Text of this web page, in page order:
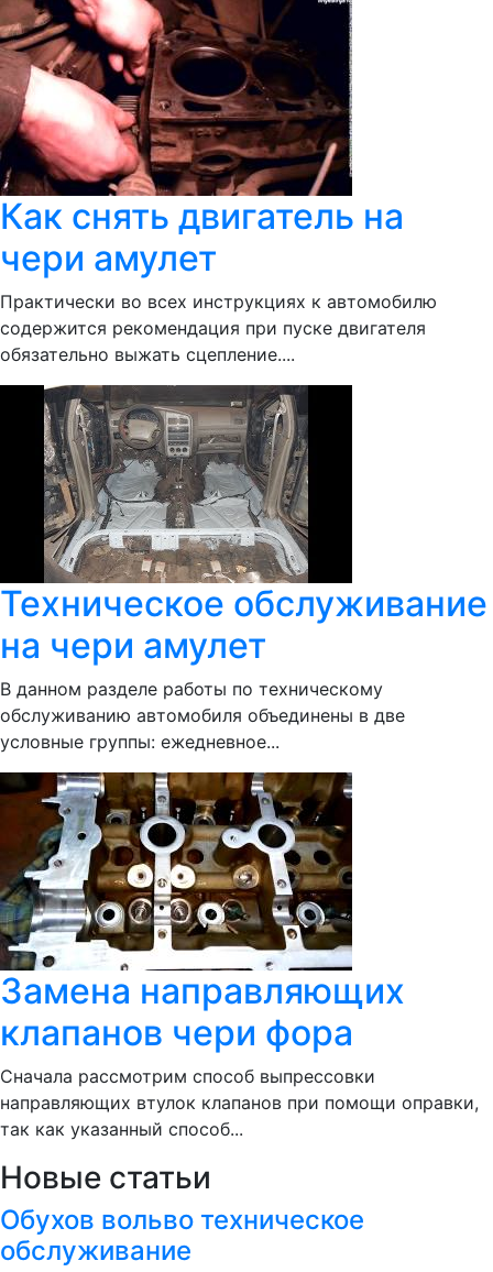
Как снять двигатель на
чери амулет
Практически во всех инструкциях к автомобилю
содержится рекомендация при пуске двигателя
обязательно выжать сцепление....
Техническое обслуживание
на чери амулет
В данном разделе работы по техническому
обслуживанию автомобиля объединены в две
условные группы: ежедневное...
Замена направляющих
клапанов чери фора
Сначала рассмотрим способ выпрессовки
направляющих втулок клапанов при помощи оправки,
так как указанный способ...
Новые статьи
Обухов вольво техническое
обслуживание